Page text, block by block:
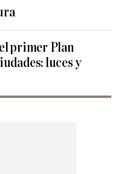
primer Plan
luces y